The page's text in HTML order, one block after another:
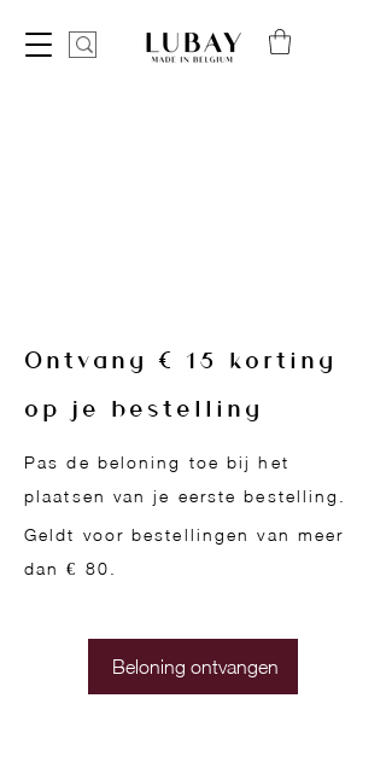
Ontvang € 15 korting
op je bestelling
Pas de beloning toe bij het
plaatsen van je eerste bestelling.
Beloning ontvangen
Geldt voor bestellingen van meer
dan € 80.